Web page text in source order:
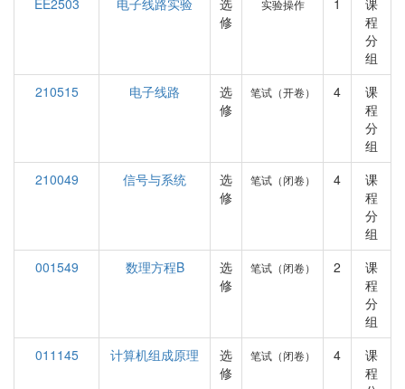
EE2503
电子线路实验
选
修
实验操作 1
课
程
分
组
210515
电子线路
选
修
笔试（开卷） 4
课
程
分
组
210049
信号与系统
选
修
笔试（闭卷） 4
课
程
分
组
001549
数理方程B
选
修
笔试（闭卷） 2
课
程
分
组
011145
计算机组成原理
选
修
笔试（闭卷） 4
课
程